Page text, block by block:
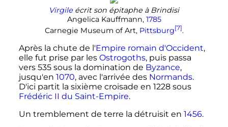
Virgile écrit son épitaphe à Brindisi
Angelica Kauffmann, 1785
Carnegie Museum of Art, Pittsburg[7].
Après la chute de l'Empire romain d'Occident,
elle fut prise par les Ostrogoths, puis passa
vers 535 sous la domination de Byzance,
jusqu'en 1070, avec l'arrivée des Normands.
D'ici partit la sixième croisade en 1228 sous
Frédéric II du Saint-Empire.
Un tremblement de terre la détruisit en 1456.